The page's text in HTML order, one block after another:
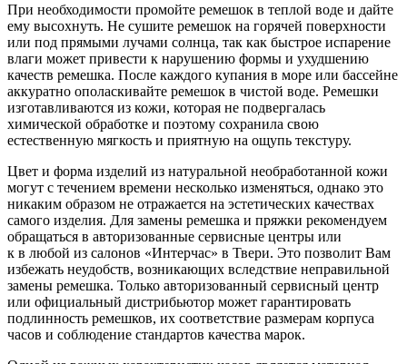
При необходимости промойте ремешок в теплой воде и дайте
ему высохнуть. Не сушите ремешок на горячей поверхности
или под прямыми лучами солнца, так как быстрое испарение
влаги может привести к нарушению формы и ухудшению
качеств ремешка. После каждого купания в море или бассейне
аккуратно ополаскивайте ремешок в чистой воде. Ремешки
изготавливаются из кожи, которая не подвергалась
химической обработке и поэтому сохранила свою
естественную мягкость и приятную на ощупь текстуру.
Цвет и форма изделий из натуральной необработанной кожи
могут с течением времени несколько изменяться, однако это
никаким образом не отражается на эстетических качествах
самого изделия. Для замены ремешка и пряжки рекомендуем
обращаться в авторизованные сервисные центры или
к в любой из салонов «Интерчас» в Твери. Это позволит Вам
избежать неудобств, возникающих вследствие неправильной
замены ремешка. Только авторизованный сервисный центр
или официальный дистрибьютор может гарантировать
подлинность ремешков, их соответствие размерам корпуса
часов и соблюдение стандартов качества марок.